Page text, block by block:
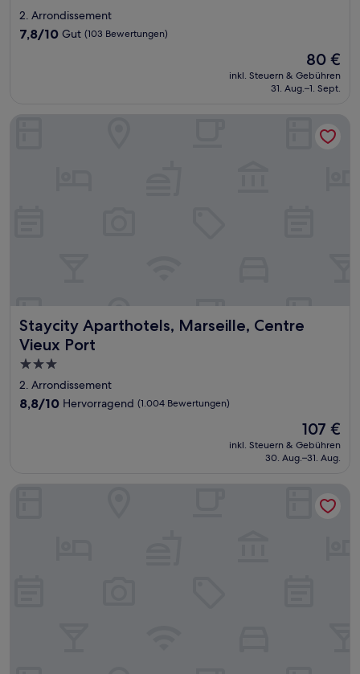
Sterne-
Unterkunft
2. Arrondissement
7.8
7,8/10 Gut (103 Bewertungen)
Der
Preis
beträgt
80 €
inkl. Steuern & Gebühren
31. Aug.–1. Sept.
Staycity Aparthotels, Marseille, Centre
Vieux Port
Staycity Aparthotels, Marseille, Centre Vieux Port
3.0-
Sterne-
Unterkunft
2. Arrondissement
8.8
8,8/10 Hervorragend (1.004 Bewertungen)
Der
Preis
beträgt
107 €
inkl. Steuern & Gebühren
30. Aug.–31. Aug.
Hotel Hermès